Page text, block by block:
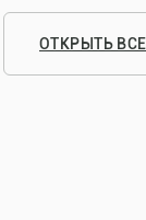
ОТКРЫТЬ